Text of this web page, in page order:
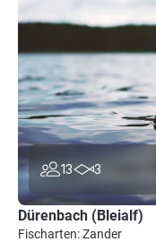
13 3
Dürenbach (Bleialf)
Fischarten: Zander